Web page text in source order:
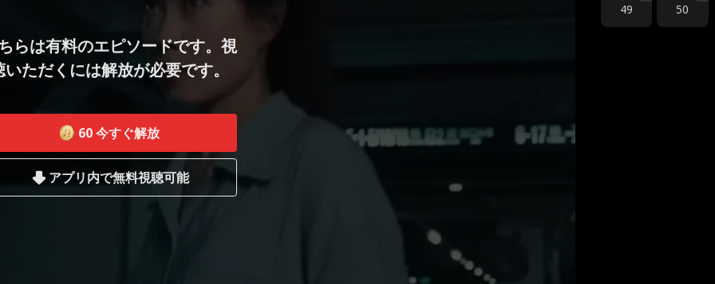
らは有料のエピソードです。視
いただくには解放が必要です。
60 今すぐ解放
アプリ内で無料視聴可能
49 50